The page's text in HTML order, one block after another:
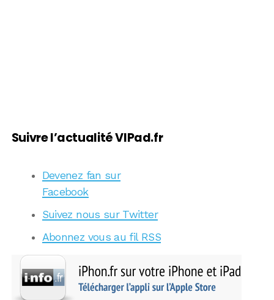
Suivre l’actualité VIPad.fr
Devenez fan sur
Facebook
Suivez nous sur Twitter
Abonnez vous au fil RSS